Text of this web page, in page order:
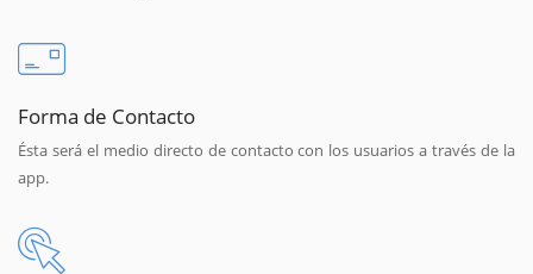
Forma de Contacto
Ésta será el medio directo de contacto con los usuarios a través de la
app.